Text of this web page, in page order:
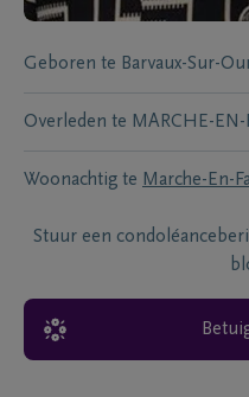
Geboren te Barvaux-Sur-
Overleden te MARCHE-
Woonachtig te Marche-En-
Stuur een